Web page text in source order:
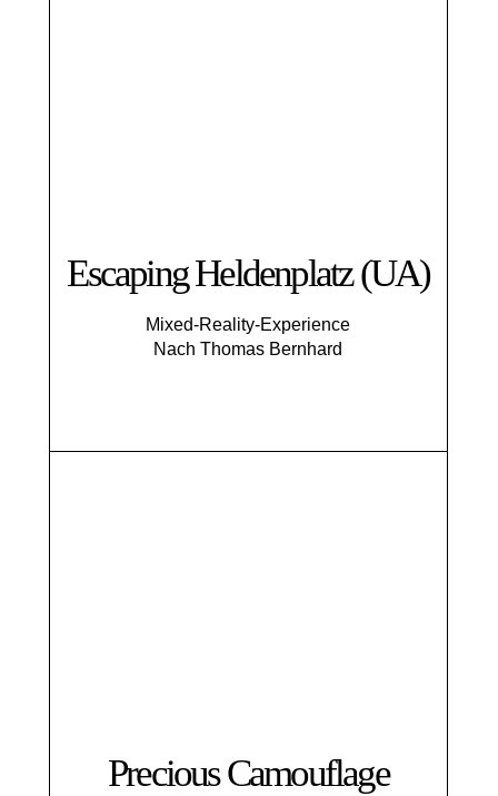
Escaping Helden­platz (UA)
Mixed-Reality-Experience
Nach Thomas Bernhard
Precious Camouflage